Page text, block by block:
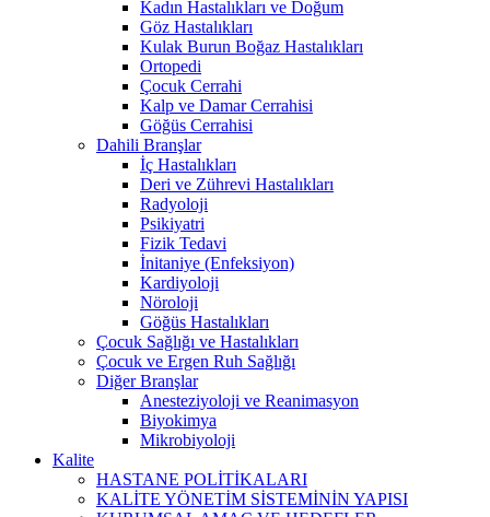
Kadın Hastalıkları ve Doğum
Göz Hastalıkları
Kulak Burun Boğaz Hastalıkları
Ortopedi
Çocuk Cerrahi
Kalp ve Damar Cerrahisi
Göğüs Cerrahisi
Dahili Branşlar
İç Hastalıkları
Deri ve Zührevi Hastalıkları
Radyoloji
Psikiyatri
Fizik Tedavi
İnitaniye (Enfeksiyon)
Kardiyoloji
Nöroloji
Göğüs Hastalıkları
Çocuk Sağlığı ve Hastalıkları
Çocuk ve Ergen Ruh Sağlığı
Diğer Branşlar
Anesteziyoloji ve Reanimasyon
Biyokimya
Mikrobiyoloji
Kalite
HASTANE POLİTİKALARI
KALİTE YÖNETİM SİSTEMİNİN YAPISI